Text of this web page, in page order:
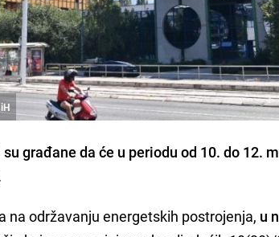
građane da će u periodu od 10. do 12.
na održavanju energetskih postrojenja, u